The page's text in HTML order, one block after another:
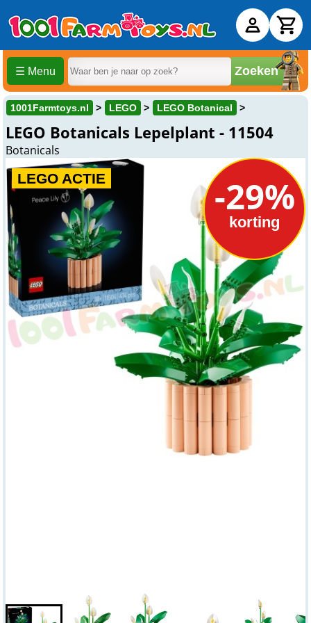
☰ Menu Zoeken
1001Farmtoys.nl LEGO LEGO Botanical
LEGO Botanicals Lepelplant - 11504
Botanicals
LEGO ACTIE -29%
korting